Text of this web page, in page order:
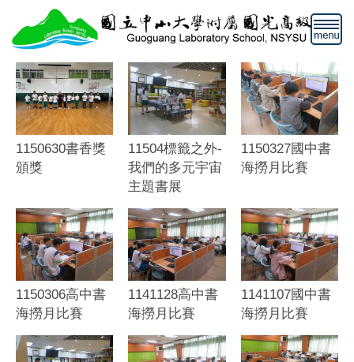
到
主
要
內
容
區
1150630書香獎
頒獎
11504標籤之外-
我們的多元宇宙
主題書展
1150327國中書
海撈月比賽
1150306高中書
海撈月比賽
1141128高中書
海撈月比賽
1141107國中書
海撈月比賽